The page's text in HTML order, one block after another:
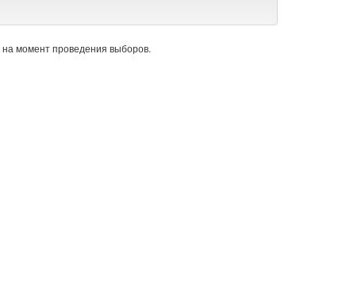
момент проведения выборов.